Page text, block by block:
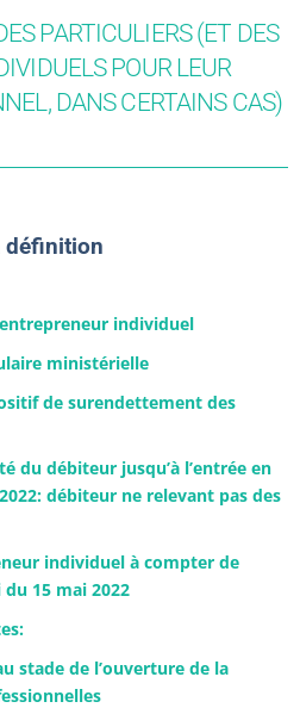
PARTICULIERS (ET DES
POUR LEUR
DANS CERTAINS CAS)
définition
individuel
ministérielle
de surendettement des
du débiteur jusqu’à l’entrée en
débiteur ne relevant pas des
individuel à compter de
15 mai 2022
stade de l’ouverture de la